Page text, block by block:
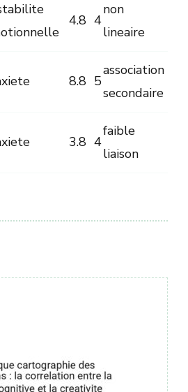
4.8 4
non
lineaire
8.8 5
association
secondaire
3.8 4
faible
liaison